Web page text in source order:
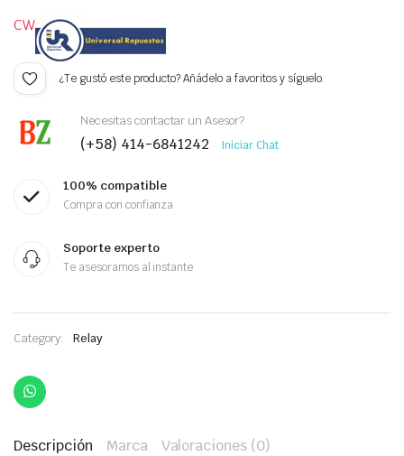
CW
¿Te gustó este producto? Añádelo a favoritos y síguelo.
Necesitas contactar un Asesor?
(+58) 414-6841242 Iniciar Chat
100% compatible
Compra con confianza
Soporte experto
Te asesoramos al instante
Category: Relay
Descripción Marca Valoraciones (0)